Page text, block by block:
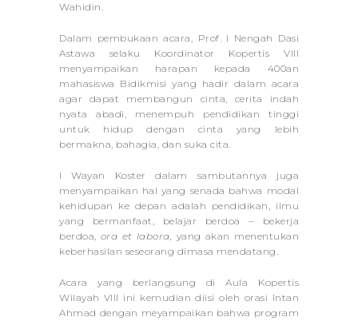
Wahidin.
Dalam pembukaan acara, Prof. I Nengah Dasi
Astawa selaku Koordinator Kopertis VIII
menyampaikan harapan kepada 400an
mahasiswa Bidikmisi yang hadir dalam acara
agar dapat membangun cinta, cerita indah
nyata abadi, menempuh pendidikan tinggi
untuk hidup dengan cinta yang lebih
bermakna, bahagia, dan suka cita.
I Wayan Koster dalam sambutannya juga
menyampaikan hal yang senada bahwa modal
kehidupan ke depan adalah pendidikan, ilmu
yang bermanfaat, belajar berdoa – bekerja
berdoa, ora et labora, yang akan menentukan
keberhasilan seseorang dimasa mendatang.
Acara yang berlangsung di Aula Kopertis
Wilayah VIII ini kemudian diisi oleh orasi Intan
Ahmad dengan meyampaikan bahwa program